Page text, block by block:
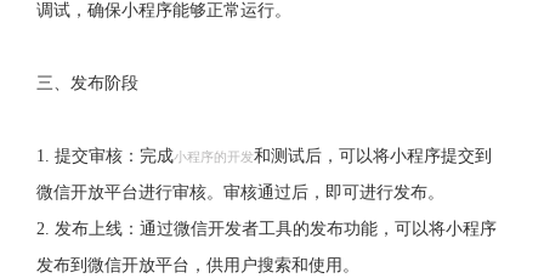
调试，确保小程序能够正常运行。
三、发布阶段
1. 提交审核：完成小程序的开发和测试后，可以将小程序提交到
微信开放平台进行审核。审核通过后，即可进行发布。
2. 发布上线：通过微信开发者工具的发布功能，可以将小程序
发布到微信开放平台，供用户搜索和使用。